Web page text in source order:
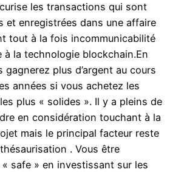
les transactions qui sont
et enregistrées dans une affaire
tout à la fois incommunicabilité
à la technologie blockchain.En
gagnerez plus d’argent au cours
années si vous achetez les
plus « solides ». Il y a pleins de
en considération touchant à la
mais le principal facteur reste
. Vous être
safe » en investissant sur les